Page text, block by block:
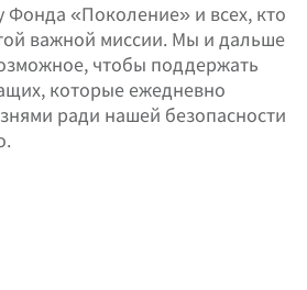
Фонда «Поколение» и всех, кто
важной миссии. Мы и дальше
чтобы поддержать
которые ежедневно
ради нашей безопасности